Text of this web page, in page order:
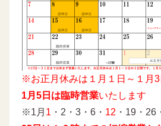
※お正月休みは１月１日～１月3
1月5日は臨時営業いたします
※1月 1 ・2・3・6・ 12 ・19・26